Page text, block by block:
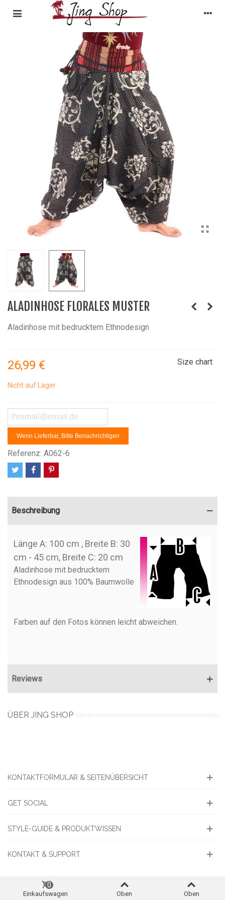
ALADINHOSE FLORALES MUSTER
Aladinhose mit bedrucktem Ethnodesign
26,99 € Size chart
Nicht auf Lager
Wenn Lieferbar, Bitte Benachrichtigen
Referenz: A062-6
Beschreibung
Länge A: 100 cm , Breite B: 30
cm - 45 cm, Breite C: 20 cm
Aladinhose mit bedrucktem
Ethnodesign aus 100% Baumwolle
Farben auf den Fotos können leicht abweichen.
Reviews
ÜBER JING SHOP
KONTAKTFORMULAR & SEITENÜBERSICHT
GET SOCIAL
STYLE-GUIDE & PRODUKTWISSEN
KONTAKT & SUPPORT
Einkaufswagen
0
Oben Oben